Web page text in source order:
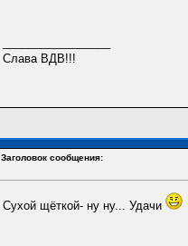
Слава ВДВ!!!
Заголовок сообщения:
Сухой щёткой- ну ну... Удачи